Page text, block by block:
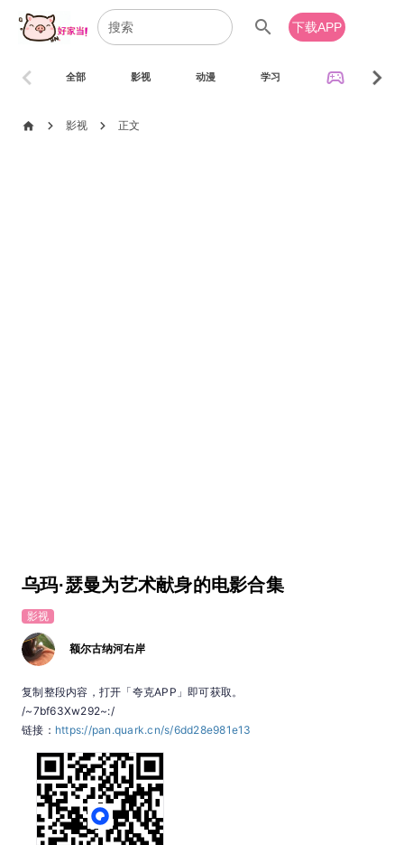
search 下载APP
全部 影视 动漫 学习 sports_esports
chevron_left chevron_right
home chevron_right 影视 chevron_right 正文
乌玛·瑟曼为艺术献身的电影合集
影视
额尔古纳河右岸
复制整段内容，打开「夸克APP」即可获取。
/~7bf63Xw292~:/
链接： https://pan.quark.cn/s/6dd28e981e13